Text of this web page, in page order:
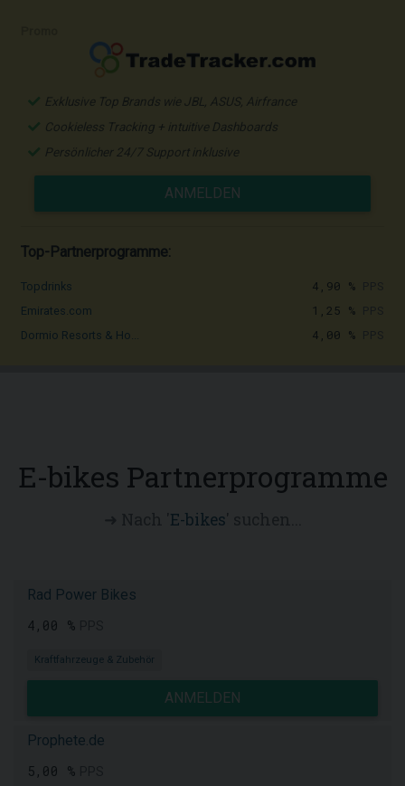
Exklusive Top Brands wie JBL, ASUS, Airfrance
Cookieless Tracking + intuitive Dashboards
Persönlicher 24/7 Support inklusive
ANMELDEN
Top-Partnerprogramme:
Topdrinks 4,90 %
Emirates.com 1,25 %
Dormio Resorts & Ho... 4,00 %
E-bikes Partnerprogramme
E-bikes
Rad Power Bikes
4,00 %
Kraftfahrzeuge & Zubehör
ANMELDEN
Prophete.de
5,00 %